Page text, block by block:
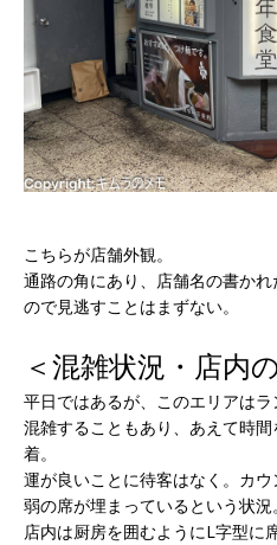
こちらが店舗外観。
通路の角にあり、店舗名の書か
ので見逃すことはまずない。
＜混雑状況・店内
平日ではあるが、このエリアは
混雑することもあり、あえて時
着。
運が良いことに待客はなく。カ
弱の席が埋まっているという状況。
店内は厨房を囲むようにL字型に